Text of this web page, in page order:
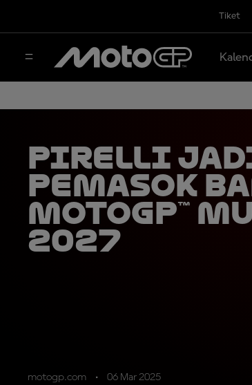
Tiket
Pirelli
Pemasok
MotoGP™
2027
motogp.com 06 Mar 2025